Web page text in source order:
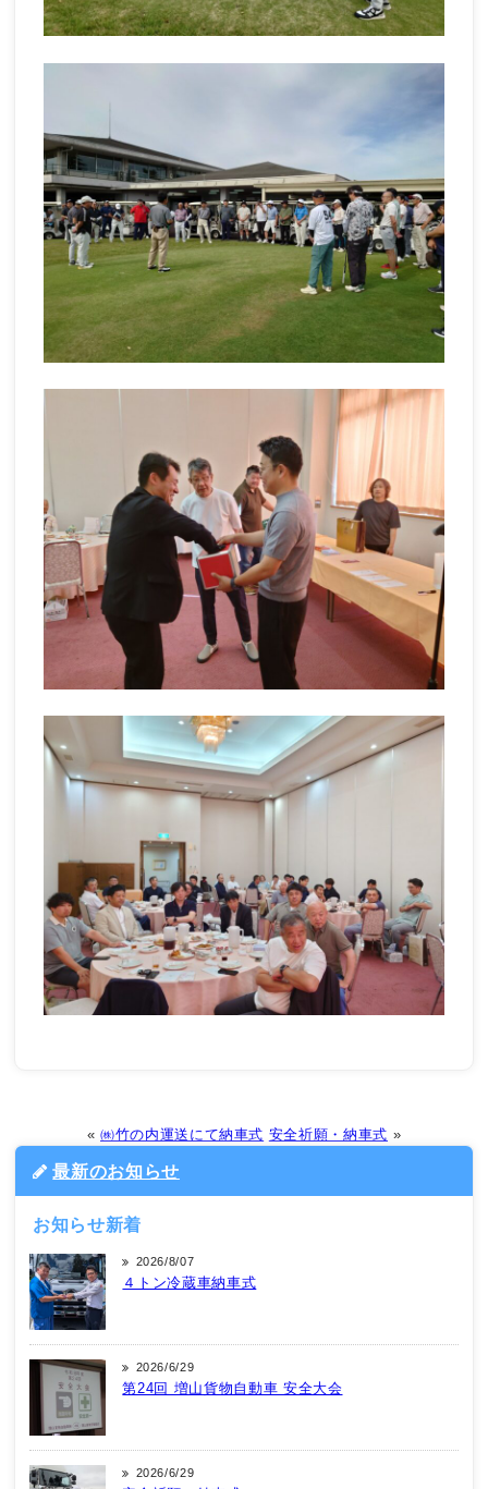
« ㈱竹の内運送にて納車式 安全祈願・納車式 »
最新のお知らせ
お知らせ新着
2026/8/07
４トン冷蔵車納車式
2026/6/29
第24回 増山貨物自動車 安全大会
2026/6/29